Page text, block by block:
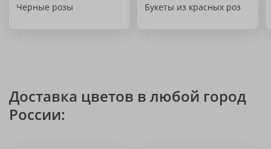
Черные розы Букеты из красных роз
Доставка цветов в любой город
России: